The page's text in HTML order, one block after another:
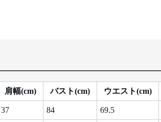
肩幅(cm) バスト(cm) ウエスト(cm)
37 84 69.5